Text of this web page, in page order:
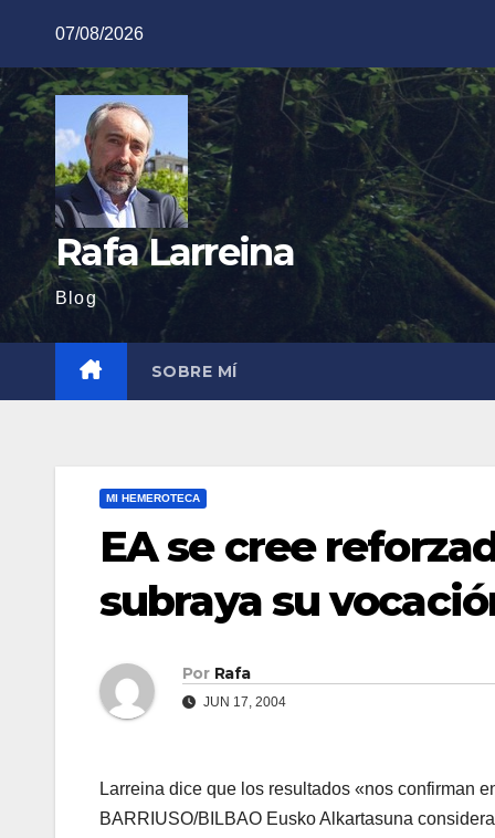
contenido
07/08/2026
Rafa Larreina
Blog
SOBRE MÍ
MI HEMEROTECA
EA se cree
subraya su
Por Rafa
JUN 17, 2004
Larreina dice que los resultados «nos confirman
BARRIUSO/BILBAO Eusko Alkartasuna